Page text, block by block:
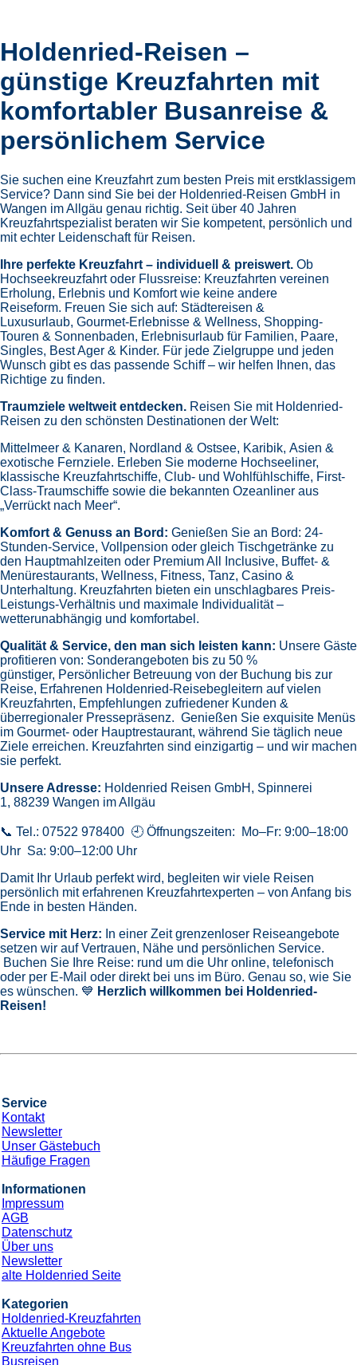
Holdenried-Reisen –
günstige Kreuzfahrten mit
komfortabler Busanreise &
persönlichem Service
Sie suchen eine Kreuzfahrt zum besten Preis mit erstklassigem
Service? Dann sind Sie bei der Holdenried-Reisen GmbH in
Wangen im Allgäu genau richtig. Seit über 40 Jahren
Kreuzfahrtspezialist beraten wir Sie kompetent, persönlich und
mit echter Leidenschaft für Reisen.
Ihre perfekte Kreuzfahrt – individuell & preiswert. Ob
Hochseekreuzfahrt oder Flussreise: Kreuzfahrten vereinen
Erholung, Erlebnis und Komfort wie keine andere
Reiseform. Freuen Sie sich auf: Städtereisen &
Luxusurlaub, Gourmet-Erlebnisse & Wellness, Shopping-
Touren & Sonnenbaden, Erlebnisurlaub für Familien, Paare,
Singles, Best Ager & Kinder. Für jede Zielgruppe und jeden
Wunsch gibt es das passende Schiff – wir helfen Ihnen, das
Richtige zu finden.
Traumziele weltweit entdecken. Reisen Sie mit Holdenried-
Reisen zu den schönsten Destinationen der Welt:
Mittelmeer & Kanaren, Nordland & Ostsee, Karibik, Asien &
exotische Fernziele. Erleben Sie moderne Hochseeliner,
klassische Kreuzfahrtschiffe, Club- und Wohlfühlschiffe, First-
Class-Traumschiffe sowie die bekannten Ozeanliner aus
„Verrückt nach Meer“.
Komfort & Genuss an Bord: Genießen Sie an Bord: 24-
Stunden-Service, Vollpension oder gleich Tischgetränke zu
den Hauptmahlzeiten oder Premium All Inclusive, Buffet- &
Menürestaurants, Wellness, Fitness, Tanz, Casino &
Unterhaltung. Kreuzfahrten bieten ein unschlagbares Preis-
Leistungs-Verhältnis und maximale Individualität –
wetterunabhängig und komfortabel.
Qualität & Service, den man sich leisten kann: Unsere Gäste
profitieren von: Sonderangeboten bis zu 50 %
günstiger, Persönlicher Betreuung von der Buchung bis zur
Reise, Erfahrenen Holdenried-Reisebegleitern auf vielen
Kreuzfahrten, Empfehlungen zufriedener Kunden &
überregionaler Pressepräsenz. Genießen Sie exquisite Menüs
im Gourmet- oder Hauptrestaurant, während Sie täglich neue
Ziele erreichen. Kreuzfahrten sind einzigartig – und wir machen
sie perfekt.
Unsere Adresse: Holdenried Reisen GmbH, Spinnerei
1, 88239 Wangen im Allgäu
📞 Tel.: 07522 978400 🕘 Öffnungszeiten: Mo–Fr: 9:00–18:00
Uhr Sa: 9:00–12:00 Uhr
Damit Ihr Urlaub perfekt wird, begleiten wir viele Reisen
persönlich mit erfahrenen Kreuzfahrtexperten – von Anfang bis
Ende in besten Händen.
Service mit Herz: In einer Zeit grenzenloser Reiseangebote
setzen wir auf Vertrauen, Nähe und persönlichen Service.
Buchen Sie Ihre Reise: rund um die Uhr online, telefonisch
oder per E-Mail oder direkt bei uns im Büro. Genau so, wie Sie
es wünschen. 💙 Herzlich willkommen bei Holdenried-
Reisen!
Service
Kontakt
Newsletter
Unser Gästebuch
Häufige Fragen
Informationen
Impressum
AGB
Datenschutz
Über uns
Newsletter
alte Holdenried Seite
Kategorien
Holdenried-Kreuzfahrten
Aktuelle Angebote
Kreuzfahrten ohne Bus
Busreisen